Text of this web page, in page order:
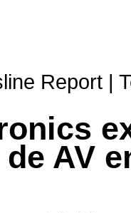
Report |
AV